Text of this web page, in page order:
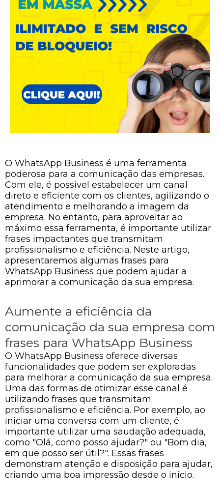
O WhatsApp Business é uma ferramenta
poderosa para a comunicação das empresas.
Com ele, é possível estabelecer um canal
direto e eficiente com os clientes, agilizando o
atendimento e melhorando a imagem da
empresa. No entanto, para aproveitar ao
máximo essa ferramenta, é importante utilizar
frases impactantes que transmitam
profissionalismo e eficiência. Neste artigo,
apresentaremos algumas frases para
WhatsApp Business que podem ajudar a
aprimorar a comunicação da sua empresa.
Aumente a eficiência da
comunicação da sua empresa com
frases para WhatsApp Business
O WhatsApp Business oferece diversas
funcionalidades que podem ser exploradas
para melhorar a comunicação da sua empresa.
Uma das formas de otimizar esse canal é
utilizando frases que transmitam
profissionalismo e eficiência. Por exemplo, ao
iniciar uma conversa com um cliente, é
importante utilizar uma saudação adequada,
como "Olá, como posso ajudar?" ou "Bom dia,
em que posso ser útil?". Essas frases
demonstram atenção e disposição para ajudar,
criando uma boa impressão desde o início.